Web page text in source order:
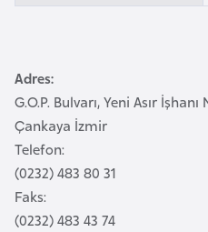
Adres:
G.O.P. Bulvarı, Yeni Asır
Çankaya İzmir
Telefon:
(0232) 483 80 31
Faks:
(0232) 483 43 74
a
B
e
n
i
n